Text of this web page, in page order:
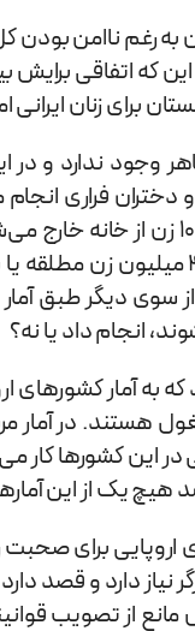
رغم ناامن بودن
که اتفاقی
برای زنان
وجود ندارد و
فراری انجام
بود. آمار به ما می‌گفت
انجام داد یا نه؟
مشغول هستند. در
در این کشورها
یک از این آمارها
حدود 20.000.000 نفر
تصویب قوانینی